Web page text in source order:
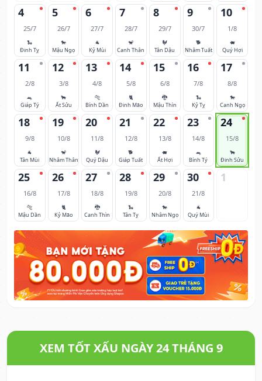
4
25/7
🐍
Đinh Tỵ
5
26/7
🐎
Mậu Ngọ
6
27/7
🐐
Kỷ Mùi
7
28/7
🐒
Canh Thân
8
29/7
🐓
Tân Dậu
9
30/7
🐕
Nhâm Tuất
10
1/8
🐖
Quý Hợi
11
2/8
🐀
Giáp Tý
12
3/8
🐂
Ất Sửu
13
4/8
🐅
Bính Dần
14
5/8
🐈
Đinh Mão
15
6/8
🐉
Mậu Thìn
16
7/8
🐍
Kỷ Tỵ
17
8/8
🐎
Canh Ngọ
18
9/8
🐐
Tân Mùi
19
10/8
🐒
Nhâm Thân
20
11/8
🐓
Quý Dậu
21
12/8
🐕
Giáp Tuất
22
13/8
🐖
Ất Hợi
23
14/8
🐀
Bính Tý
24
15/8
🐂
Đinh Sửu
25
16/8
🐅
Mậu Dần
26
17/8
🐈
Kỷ Mão
27
18/8
🐉
Canh Thìn
28
19/8
🐍
Tân Tỵ
29
20/8
🐎
Nhâm Ngọ
30
21/8
🐐
Quý Mùi
1
XEM TỐT XẤU NGÀY 24 THÁNG 9